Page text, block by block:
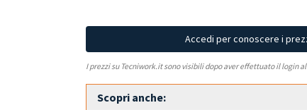
Accedi per conoscere i
I prezzi su Tecniwork.it sono visibili dopo aver effettuato il login
Scopri anche: